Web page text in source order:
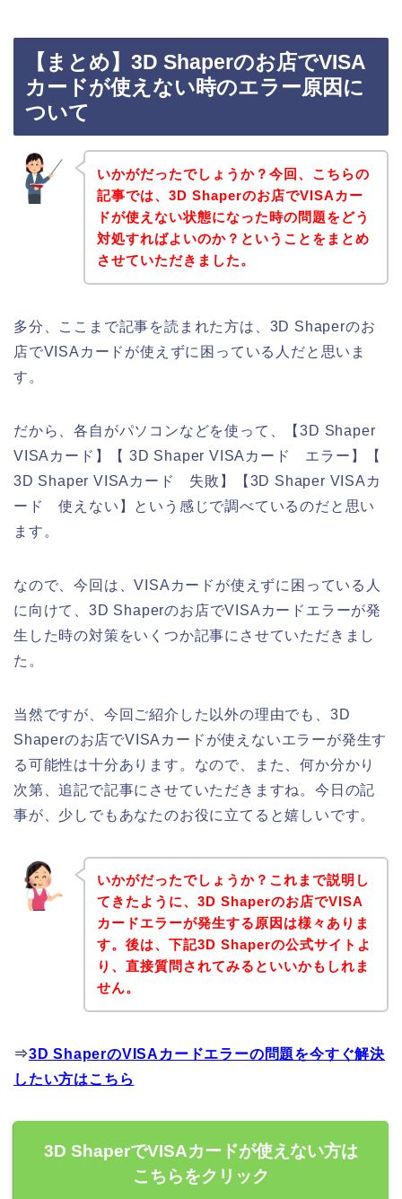
【まとめ】3D Shaperのお店でVISA
カードが使えない時のエラー原因に
ついて
いかがだったでしょうか？今回、こちらの
記事では、3D Shaperのお店でVISAカー
ドが使えない状態になった時の問題をどう
対処すればよいのか？ということをまとめ
させていただきました。
多分、ここまで記事を読まれた方は、3D Shaperのお
店でVISAカードが使えずに困っている人だと思いま
す。
だから、各自がパソコンなどを使って、【3D Shaper
VISAカード】【 3D Shaper VISAカード エラー】【
3D Shaper VISAカード 失敗】【3D Shaper VISAカ
ード 使えない】という感じで調べているのだと思い
ます。
なので、今回は、VISAカードが使えずに困っている人
に向けて、3D Shaperのお店でVISAカードエラーが発
生した時の対策をいくつか記事にさせていただきまし
た。
当然ですが、今回ご紹介した以外の理由でも、3D
Shaperのお店でVISAカードが使えないエラーが発生す
る可能性は十分あります。なので、また、何か分かり
次第、追記で記事にさせていただきますね。今日の記
事が、少しでもあなたのお役に立てると嬉しいです。
いかがだったでしょうか？これまで説明し
てきたように、3D Shaperのお店でVISA
カードエラーが発生する原因は様々ありま
す。後は、下記3D Shaperの公式サイトよ
り、直接質問されてみるといいかもしれま
せん。
⇒3D ShaperのVISAカードエラーの問題を今すぐ解決
したい方はこちら
3D ShaperでVISAカードが使えない方は
こちらをクリック